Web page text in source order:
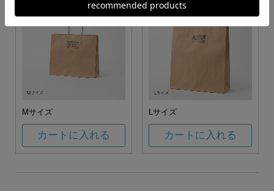
Mサイズ
カートに入れる
Lサイズ
カートに入れる